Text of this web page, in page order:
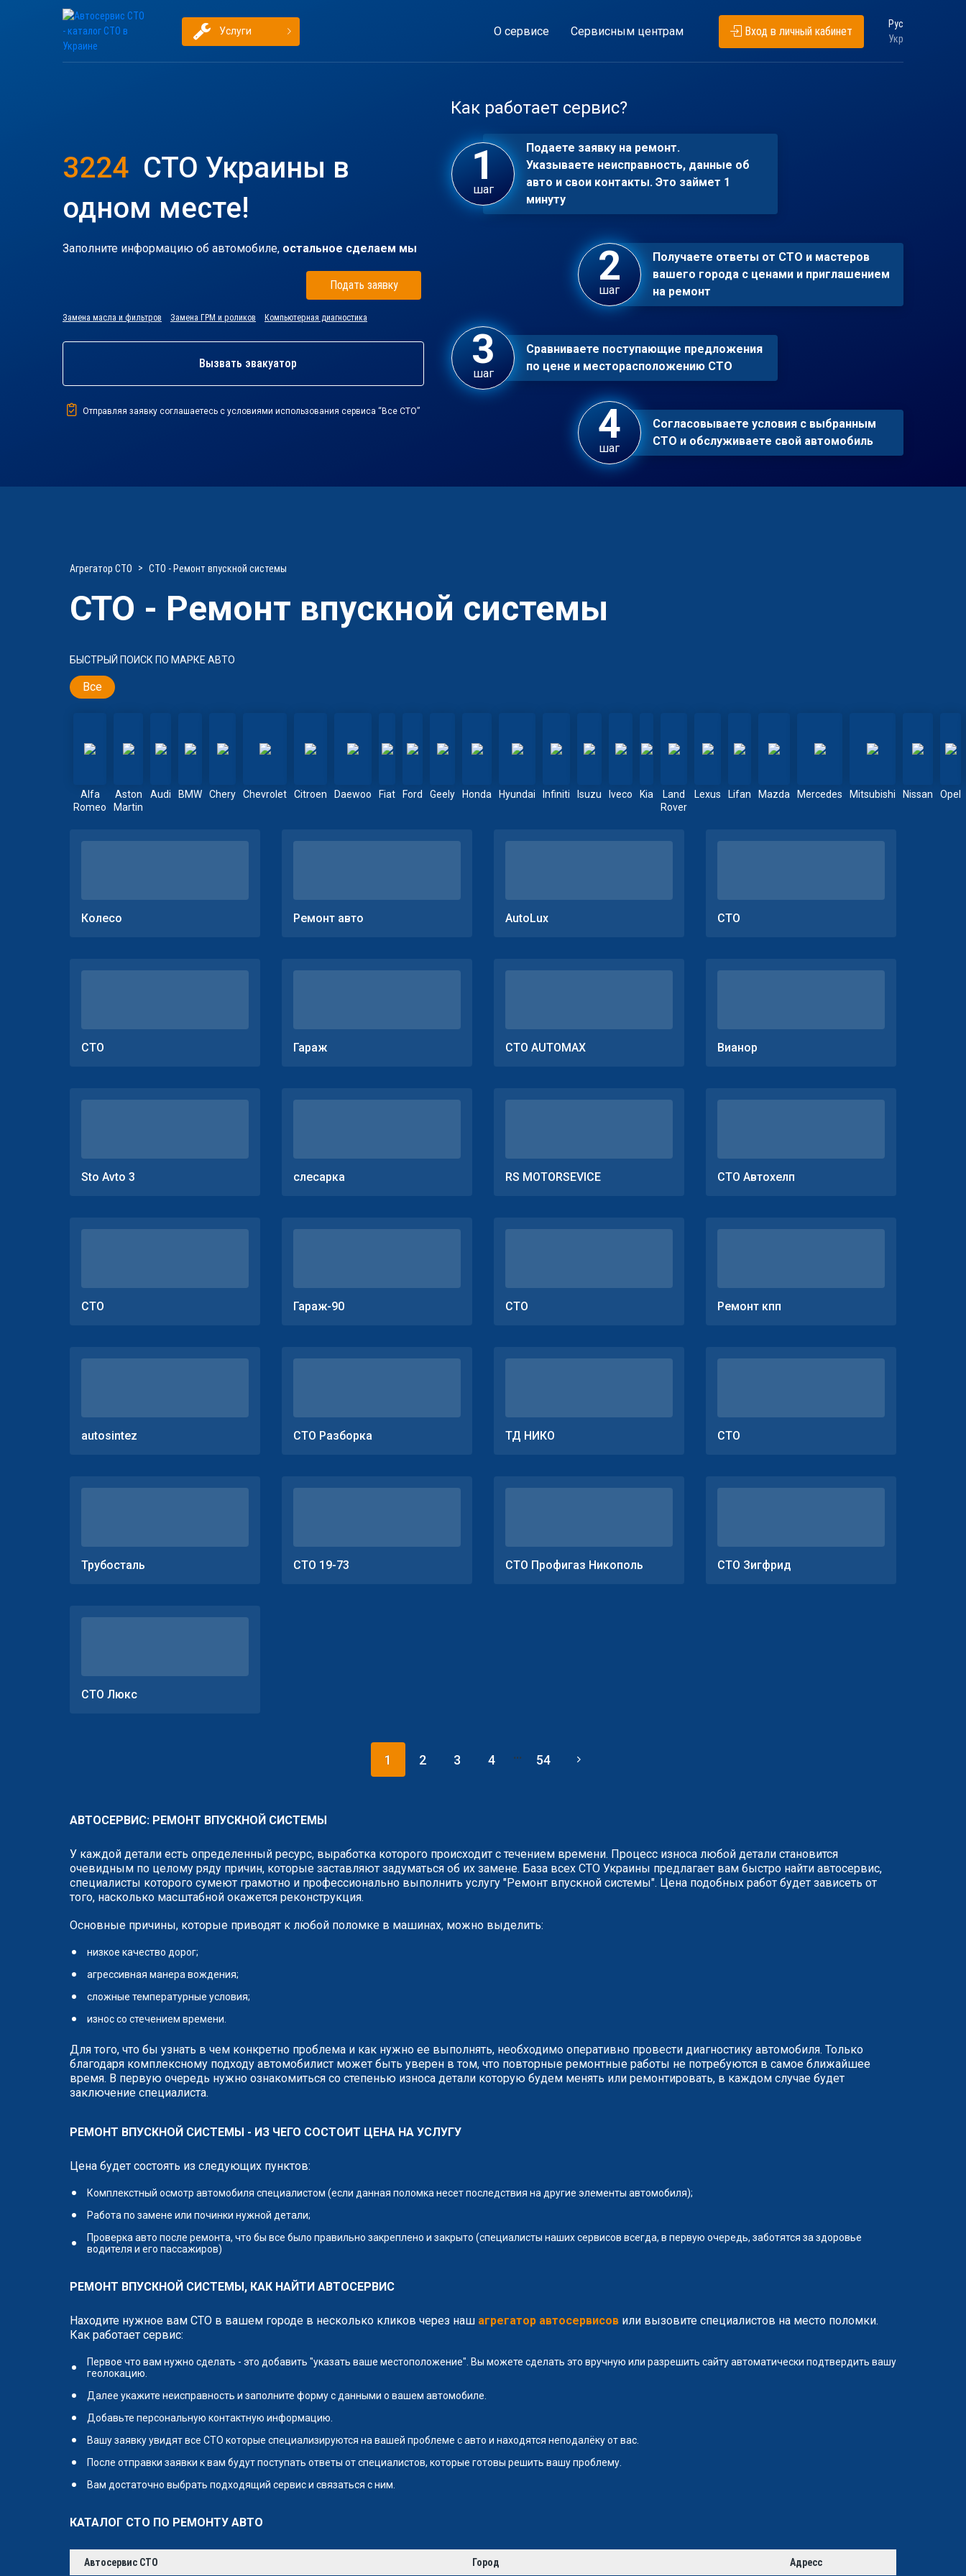
Услуги О сервисе Сервисным центрам Вход в личный кабинет
Рус
Укр
3224 СТО Украины в
одном месте!
Заполните информацию об автомобиле, остальное сделаем мы
Подать заявку
Замена масла и фильтров Замена ГРМ и роликов Компьютерная диагностика
Вызвать эвакуатор
Отправляя заявку соглашаетесь с условиями использования сервиса “Все СТО”
Как работает сервис?
шаг
Подаете заявку на ремонт.
Указываете неисправность, данные об
авто и свои контакты. Это займет 1
минуту
шаг
Получаете ответы от СТО и мастеров
вашего города с ценами и приглашением
на ремонт
шаг
Сравниваете поступающие предложения
по цене и месторасположению СТО
шаг
Согласовываете условия с выбранным
СТО и обслуживаете свой автомобиль
Агрегатор СТО СТО - Ремонт впускной системы
СТО - Ремонт впускной системы
БЫСТРЫЙ ПОИСК ПО МАРКЕ АВТО
Все
Alfa
Romeo
Aston
Martin
Audi BMW Chery Chevrolet Citroen Daewoo Fiat Ford Geely Honda Hyundai Infiniti Isuzu Iveco Kia
Land
Rover
Lexus Lifan Mazda Mercedes Mitsubishi Nissan Opel
Колесо Ремонт авто AutoLux СТО
СТО Гараж СТО AUTOMAX Вианор
Sto Avto 3 слесарка RS MOTORSEVICE СТО Автохелп
СТО Гараж-90 СТО Ремонт кпп
autosintez СТО Разборка ТД НИКО СТО
Трубосталь СТО 19-73 СТО Профигаз Никополь СТО Зигфрид
СТО Люкс
1 2 3 4 ... 54
АВТОСЕРВИС: РЕМОНТ ВПУСКНОЙ СИСТЕМЫ
У каждой детали есть определенный ресурс, выработка которого происходит с течением времени. Процесс износа любой детали становится
очевидным по целому ряду причин, которые заставляют задуматься об их замене. База всех СТО Украины предлагает вам быстро найти автосервис,
специалисты которого сумеют грамотно и профессионально выполнить услугу "Ремонт впускной системы". Цена подобных работ будет зависеть от
того, насколько масштабной окажется реконструкция.
Основные причины, которые приводят к любой поломке в машинах, можно выделить:
низкое качество дорог;
агрессивная манера вождения;
сложные температурные условия;
износ со стечением времени.
Для того, что бы узнать в чем конкретно проблема и как нужно ее выполнять, необходимо оперативно провести диагностику автомобиля. Только
благодаря комплексному подходу автомобилист может быть уверен в том, что повторные ремонтные работы не потребуются в самое ближайшее
время. В первую очередь нужно ознакомиться со степенью износа детали которую будем менять или ремонтировать, в каждом случае будет
заключение специалиста.
РЕМОНТ ВПУСКНОЙ СИСТЕМЫ - ИЗ ЧЕГО СОСТОИТ ЦЕНА НА УСЛУГУ
Цена будет состоять из следующих пунктов:
Комплекстный осмотр автомобиля специалистом (если данная поломка несет последствия на другие элементы автомобиля);
Работа по замене или починки нужной детали;
Проверка авто после ремонта, что бы все было правильно закреплено и закрыто (специалисты наших сервисов всегда, в первую очередь, заботятся за здоровье
водителя и его пассажиров)
РЕМОНТ ВПУСКНОЙ СИСТЕМЫ, КАК НАЙТИ АВТОСЕРВИС
Находите нужное вам СТО в вашем городе в несколько кликов через наш агрегатор автосервисов или вызовите специалистов на место поломки.
Как работает сервис:
Первое что вам нужно сделать - это добавить "указать ваше местоположение". Вы можете сделать это вручную или разрешить сайту автоматически подтвердить вашу
геолокацию.
Далее укажите неисправность и заполните форму с данными о вашем автомобиле.
Добавьте персональную контактную информацию.
Вашу заявку увидят все СТО которые специализируются на вашей проблеме с авто и находятся неподалёку от вас.
После отправки заявки к вам будут поступать ответы от специалистов, которые готовы решить вашу проблему.
Вам достаточно выбрать подходящий сервис и связаться с ним.
КАТАЛОГ СТО ПО РЕМОНТУ АВТО
Автосервис СТО Город Адресс